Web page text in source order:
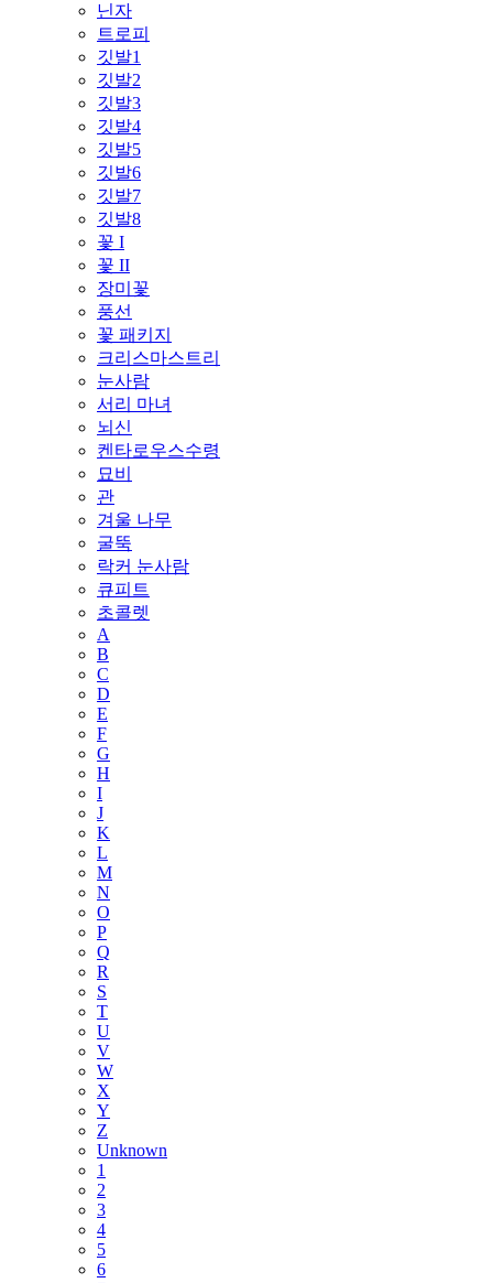
닌자
트로피
깃발1
깃발2
깃발3
깃발4
깃발5
깃발6
깃발7
깃발8
꽃 I
꽃 II
장미꽃
풍선
꽃 패키지
크리스마스트리
눈사람
서리 마녀
뇌신
켄타로우스수령
묘비
관
겨울 나무
굴뚝
락커 눈사람
큐피트
초콜렛
A
B
C
D
E
F
G
H
I
J
K
L
M
N
O
P
Q
R
S
T
U
V
W
X
Y
Z
Unknown
1
2
3
4
5
6